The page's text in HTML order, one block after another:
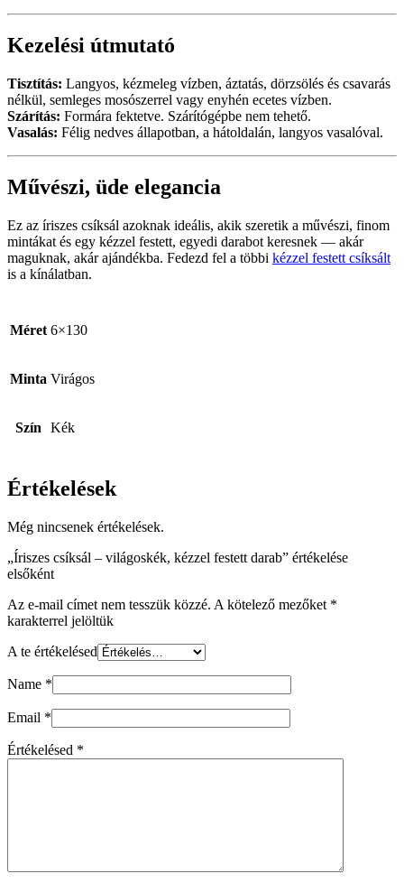
Kezelési útmutató
Tisztítás: Langyos, kézmeleg vízben, áztatás, dörzsölés és csavarás
nélkül, semleges mosószerrel vagy enyhén ecetes vízben.
Szárítás: Formára fektetve. Szárítógépbe nem tehető.
Vasalás: Félig nedves állapotban, a hátoldalán, langyos vasalóval.
Művészi, üde elegancia
Ez az íriszes csíksál azoknak ideális, akik szeretik a művészi, finom
mintákat és egy kézzel festett, egyedi darabot keresnek — akár
maguknak, akár ajándékba. Fedezd fel a többi kézzel festett csíksált
is a kínálatban.
Méret 6×130
Minta Virágos
Szín Kék
Értékelések
Még nincsenek értékelések.
„Íriszes csíksál – világoskék, kézzel festett darab” értékelése
elsőként
Az e-mail címet nem tesszük közzé. A kötelező mezőket *
karakterrel jelöltük
A te értékelésed
Name *
Email *
Értékelésed *